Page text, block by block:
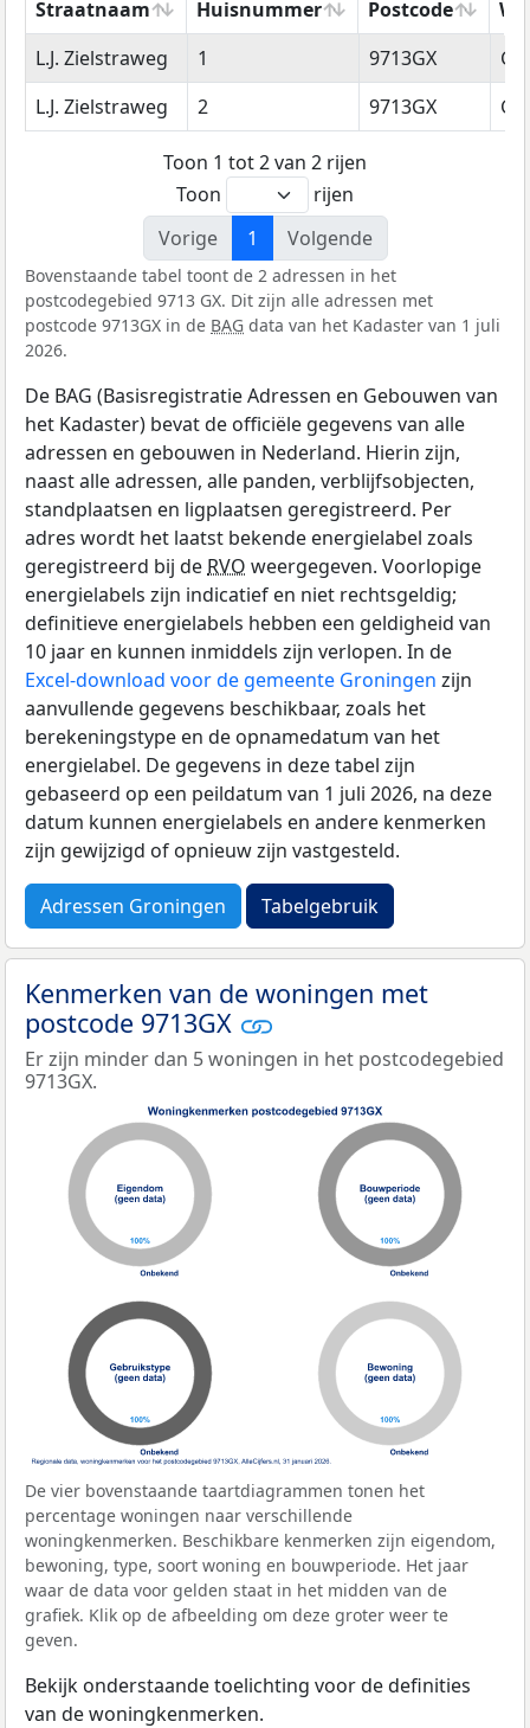
Straatnaam Huisnummer Postcode
Straatnaam
Huisnummer Postcode
L.J. Zielstraweg 1 9713GX
L.J. Zielstraweg
2 9713GX
Toon 1 tot 2 van 2 rijen
Toon
rijen
Vorige
1 Volgende
Bovenstaande tabel toont de 2 adressen in het
postcodegebied 9713 GX. Dit zijn alle adressen met
postcode 9713GX in de BAG data van het Kadaster van 1 juli
2026.
De BAG (Basisregistratie Adressen en Gebouwen van
het Kadaster) bevat de officiële gegevens van alle
adressen en gebouwen in Nederland. Hierin zijn,
naast alle adressen, alle panden, verblijfsobjecten,
standplaatsen en ligplaatsen geregistreerd. Per
adres wordt het laatst bekende energielabel zoals
geregistreerd bij de RVO weergegeven. Voorlopige
energielabels zijn indicatief en niet rechtsgeldig;
definitieve energielabels hebben een geldigheid van
10 jaar en kunnen inmiddels zijn verlopen. In de
Excel-download voor de gemeente Groningen zijn
aanvullende gegevens beschikbaar, zoals het
berekeningstype en de opnamedatum van het
energielabel. De gegevens in deze tabel zijn
gebaseerd op een peildatum van 1 juli 2026, na deze
datum kunnen energielabels en andere kenmerken
zijn gewijzigd of opnieuw zijn vastgesteld.
Adressen Groningen Tabelgebruik
Kenmerken van de woningen met
postcode 9713GX
Er zijn minder dan 5 woningen in het postcodegebied
9713GX.
De vier bovenstaande taartdiagrammen tonen het
percentage woningen naar verschillende
woningkenmerken. Beschikbare kenmerken zijn eigendom,
bewoning, type, soort woning en bouwperiode. Het jaar
waar de data voor gelden staat in het midden van de
grafiek. Klik op de afbeelding om deze groter weer te
geven.
Bekijk onderstaande toelichting voor de definities
van de woningkenmerken.